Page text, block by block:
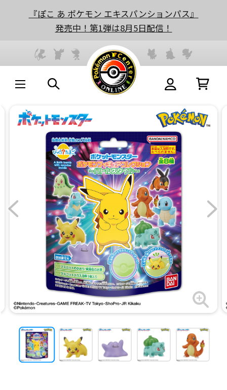
『ぽこ あ ポケモン エキスパンションパス』
発売中！第1弾は8月5日配信！